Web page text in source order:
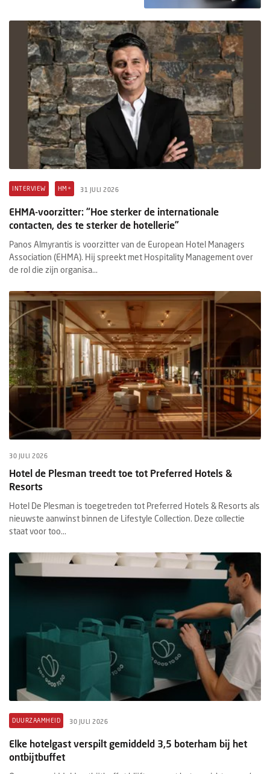
INTERVIEW HM+ 31 JULI 2026
EHMA-voorzitter: “Hoe sterker de internationale
contacten, des te sterker de hotellerie”
Panos Almyrantis is voorzitter van de European Hotel Managers
Association (EHMA). Hij spreekt met Hospitality Management over
de rol die zijn organisa...
30 JULI 2026
Hotel de Plesman treedt toe tot Preferred Hotels &
Resorts
Hotel De Plesman is toegetreden tot Preferred Hotels & Resorts als
nieuwste aanwinst binnen de Lifestyle Collection. Deze collectie
staat voor too...
DUURZAAMHEID 30 JULI 2026
Elke hotelgast verspilt gemiddeld 3,5 boterham bij het
ontbijtbuffet